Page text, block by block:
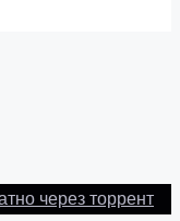
через торрент